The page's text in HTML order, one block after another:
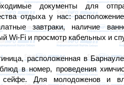
документы для
отдыха у нас:
завтраки, наличие
Wi-Fi и просмотр кабельных и
расположенная в
в номер, проведения
Для молодоженов и